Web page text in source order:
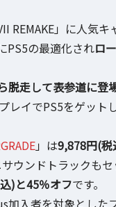
REMAKE」に人気キ
PS5の最適化されロ
脱走して表参道に登
プレイでPS5をゲッ
」は9,878円(
ウンドトラックも
)と45％オフです。
入者を対象とした